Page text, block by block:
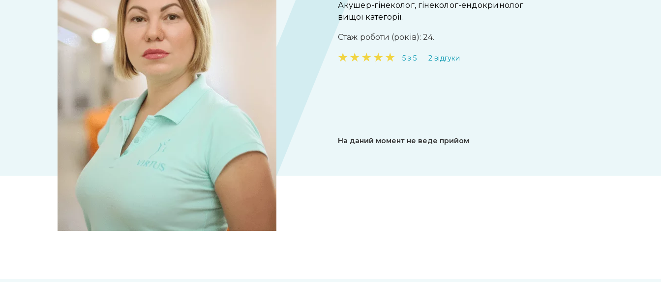
Акушер-гінеколог, гінеколог-ендокринолог
вищої категорії.
Стаж роботи (років): 24.
★★★★★ 5 з 5 2 відгуки
На даний момент не веде прийом